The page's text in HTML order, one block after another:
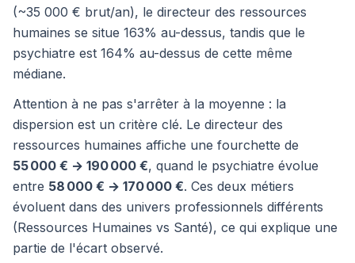
(~35 000 € brut/an), le directeur des ressources
humaines se situe 163% au-dessus, tandis que le
psychiatre est 164% au-dessus de cette même
médiane.
Attention à ne pas s'arrêter à la moyenne : la
dispersion est un critère clé. Le directeur des
ressources humaines affiche une fourchette de
55 000 € → 190 000 €, quand le psychiatre évolue
entre 58 000 € → 170 000 €. Ces deux métiers
évoluent dans des univers professionnels différents
(Ressources Humaines vs Santé), ce qui explique une
partie de l'écart observé.